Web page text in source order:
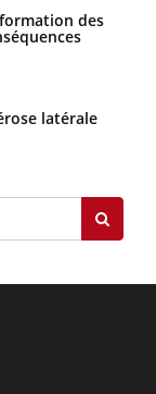
des
latérale